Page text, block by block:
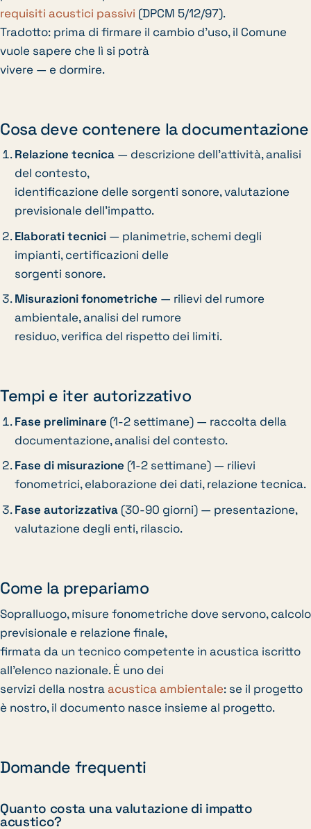
requisiti acustici passivi (DPCM 5/12/97).
Tradotto: prima di firmare il cambio d’uso, il Comune
vuole sapere che lì si potrà
vivere — e dormire.
Cosa deve contenere la documentazione
Relazione tecnica— descrizione dell’attività, analisi
del contesto,
identificazione delle sorgenti sonore, valutazione
previsionale dell’impatto.
Elaborati tecnici— planimetrie, schemi degli
impianti, certificazioni delle
sorgenti sonore.
Misurazioni fonometriche — rilievi del rumore
ambientale, analisi del rumore
residuo, verifica del rispetto dei limiti.
Tempi e iter autorizzativo
Fase preliminare (1-2 settimane) — raccolta della
documentazione, analisi del contesto.
Fase di misurazione (1-2 settimane) — rilievi
fonometrici, elaborazione dei dati, relazione tecnica.
Fase autorizzativa(30-90 giorni) — presentazione,
valutazione degli enti, rilascio.
Come la prepariamo
Sopralluogo, misure fonometriche dove servono, calcolo
previsionale e relazione finale,
firmata da un tecnico competente in acustica iscritto
all’elenco nazionale. È uno dei
servizi della nostraacustica ambientale: se il progetto
è nostro, il documento nasce insieme al progetto.
Domande frequenti
Quanto costa una valutazione di impatto
acustico?